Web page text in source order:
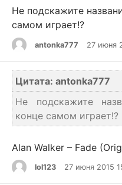
Не подскажите
самом играет!?
antonka777 27 июня
Цитата: antonka777
Не подскажите
конце самом играет!?
Alan Walker – Fade
lol123 27 июня 2015